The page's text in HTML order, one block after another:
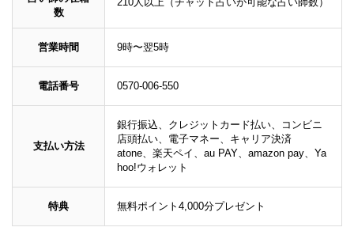
数
営業時間 9時〜翌5時
電話番号 0570-006-550
支払い方法
銀行振込、クレジットカード払い、コンビニ
店頭払い、電子マネー、キャリア決済
atone、楽天ペイ、au PAY、amazon pay、Ya
hoo!ウォレット
特典 無料ポイント4,000分プレゼント